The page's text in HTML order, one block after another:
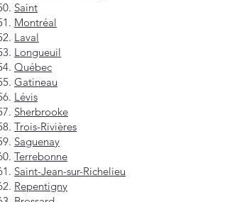
Saint
Montréal
Laval
Longueuil
Québec
Gatineau
Lévis
Sherbrooke
Trois-Rivières
Saguenay
Terrebonne
Saint-Jean-sur-Richelieu
Repentigny